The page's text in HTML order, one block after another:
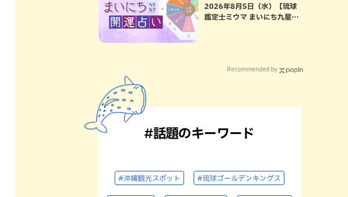
2026年8月5日（水）【琉球
鑑定士ミウマ まいにち九星気
Recommended by
#話題のキーワード
#沖縄観光スポット #琉球ゴールデンキングス